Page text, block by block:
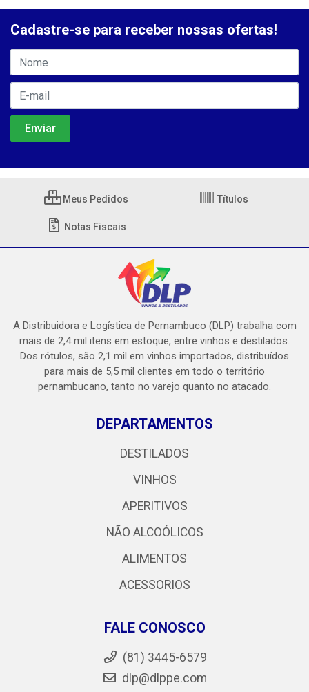
Cadastre-se para receber nossas ofertas!
Meus Pedidos Títulos
Notas Fiscais
A Distribuidora e Logística de Pernambuco (DLP) trabalha com
mais de 2,4 mil itens em estoque, entre vinhos e destilados.
Dos rótulos, são 2,1 mil em vinhos importados, distribuídos
para mais de 5,5 mil clientes em todo o território
pernambucano, tanto no varejo quanto no atacado.
DEPARTAMENTOS
DESTILADOS
VINHOS
APERITIVOS
NÃO ALCOÓLICOS
ALIMENTOS
ACESSORIOS
FALE CONOSCO
(81) 3445-6579
dlp@dlppe.com